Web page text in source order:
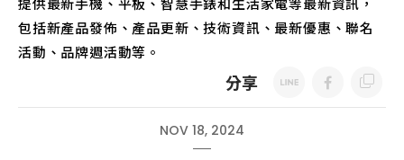
提供最新手機、平板、智慧手錶和生活家電等最新資訊，
包括新產品發佈、產品更新、技術資訊、最新優惠、聯名
活動、品牌週活動等。
分享
NOV 18, 2024